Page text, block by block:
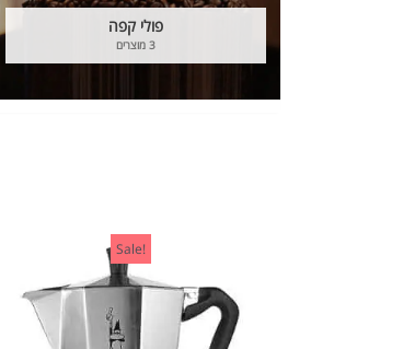
פולי קפה
3 מוצרים
!Sale